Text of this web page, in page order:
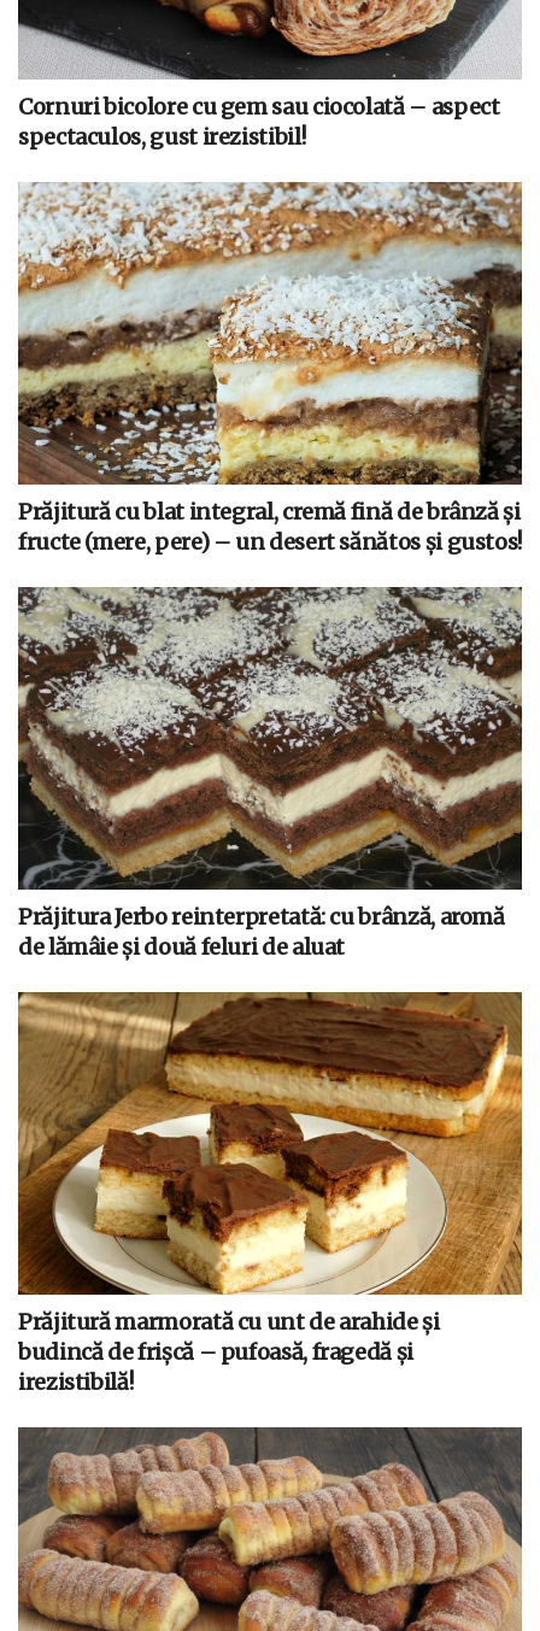
Cornuri bicolore cu gem sau ciocolată – aspect
spectaculos, gust irezistibil!
Prăjitură cu blat integral, cremă fină de brânză și
fructe (mere, pere) – un desert sănătos și gustos!
Prăjitura Jerbo reinterpretată: cu brânză, aromă
de lămâie și două feluri de aluat
Prăjitură marmorată cu unt de arahide și
budincă de frișcă – pufoasă, fragedă și
irezistibilă!